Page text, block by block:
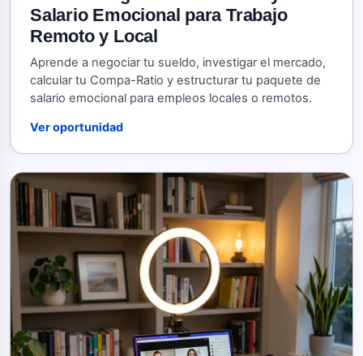
Salario Emocional para Trabajo
Remoto y Local
Aprende a negociar tu sueldo, investigar el mercado,
calcular tu Compa-Ratio y estructurar tu paquete de
salario emocional para empleos locales o remotos.
Ver oportunidad